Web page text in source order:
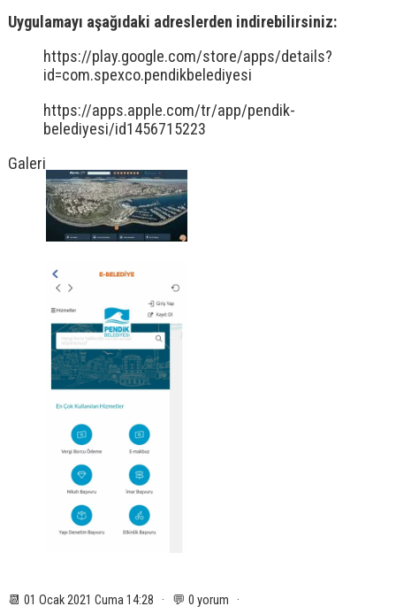
Uygulamayı aşağıdaki adreslerden indirebilirsiniz:
https://play.google.com/store/apps/details?
id=com.spexco.pendikbelediyesi
https://apps.apple.com/tr/app/pendik-
belediyesi/id1456715223
Galeri
📆 01 Ocak 2021 Cuma 14:28 · 💬 0 yorum ·